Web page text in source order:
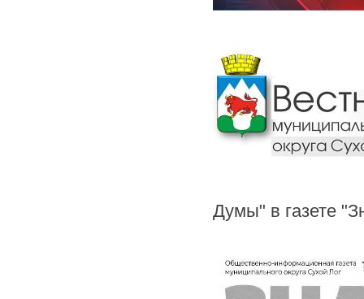
Думы" в газете